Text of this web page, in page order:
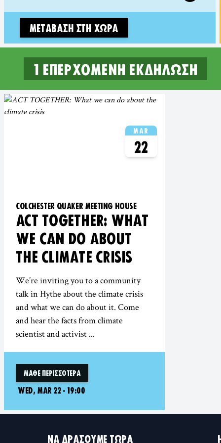
ΜΕΤΆΒΑΣΗ ΣΤΗ ΧΏΡΑ
1 επερχόμενη εκδήλωση
1 UPCOMING EVENTS IN
MAR
22
COLCHESTER QUAKER MEETING HOUSE
ACT TOGETHER: WHAT
WE CAN DO ABOUT
THE CLIMATE CRISIS
We’re inviting you to a community
talk in Hythe about the climate crisis
and what we can do about it. Come
and hear the facts from climate
scientist and activist ...
ΜΆΘΕ ΠΕΡΙΣΣΌΤΕΡΑ
WED, MAR 22 - 19:00
ΝΑ ΔΡΆΣΟΥΜΕ ΤΏΡΑ